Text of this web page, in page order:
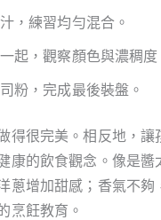
，練習均勻混合。
起，觀察顏色與濃稠度
粉，完成最後裝盤。
得很完美。相反地，
康的飲食觀念。像是
蔥增加甜感；香氣不夠
烹飪教育。